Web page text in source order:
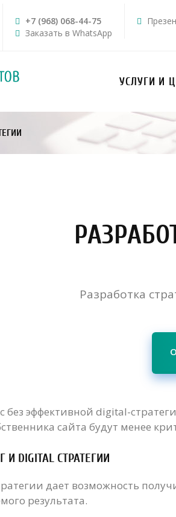
+7 (968) 068-44-75
Заказать в WhatsApp
УСЛУГИ И
Разработка
без эффективной digital-
сайта будут менее
DIGITAL СТРАТЕГИИ
дает возможность
результата.